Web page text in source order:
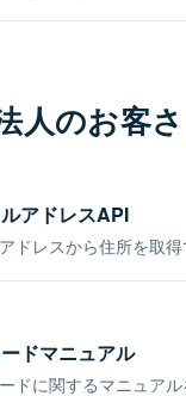
人のお客
アドレスAPI
ドレスから住所を取得
ドマニュアル
ドに関するマニュアル